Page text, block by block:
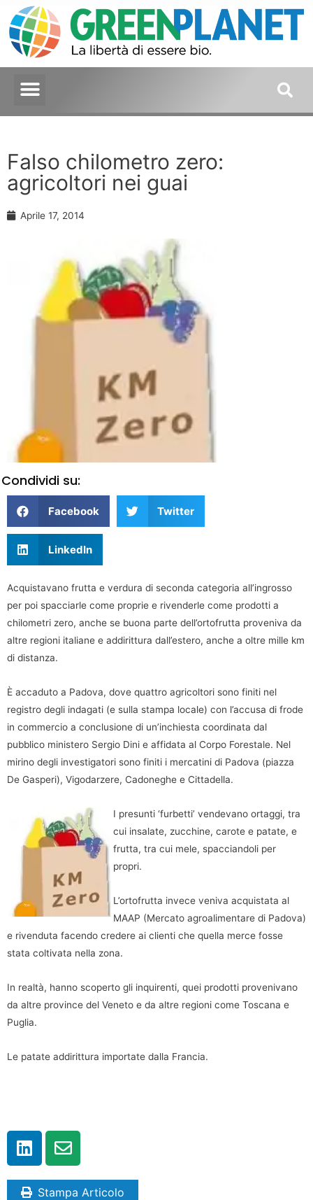
Falso chilometro zero:
agricoltori nei guai
Aprile 17, 2014
Condividi su:
Facebook Twitter
LinkedIn
Acquistavano frutta e verdura di seconda categoria all’ingrosso
per poi spacciarle come proprie e rivenderle come prodotti a
chilometri zero, anche se buona parte dell’ortofrutta proveniva da
altre regioni italiane e addirittura dall’estero, anche a oltre mille km
di distanza.
È accaduto a Padova, dove quattro agricoltori sono finiti nel
registro degli indagati (e sulla stampa locale) con l’accusa di frode
in commercio a conclusione di un’inchiesta coordinata dal
pubblico ministero Sergio Dini e affidata al Corpo Forestale. Nel
mirino degli investigatori sono finiti i mercatini di Padova (piazza
De Gasperi), Vigodarzere, Cadoneghe e Cittadella.
I presunti ‘furbetti’ vendevano ortaggi, tra
cui insalate, zucchine, carote e patate, e
frutta, tra cui mele, spacciandoli per
propri.
L’ortofrutta invece veniva acquistata al
MAAP (Mercato agroalimentare di Padova)
e rivenduta facendo credere ai clienti che quella merce fosse
stata coltivata nella zona.
In realtà, hanno scoperto gli inquirenti, quei prodotti provenivano
da altre province del Veneto e da altre regioni come Toscana e
Puglia.
Le patate addirittura importate dalla Francia.
Stampa Articolo